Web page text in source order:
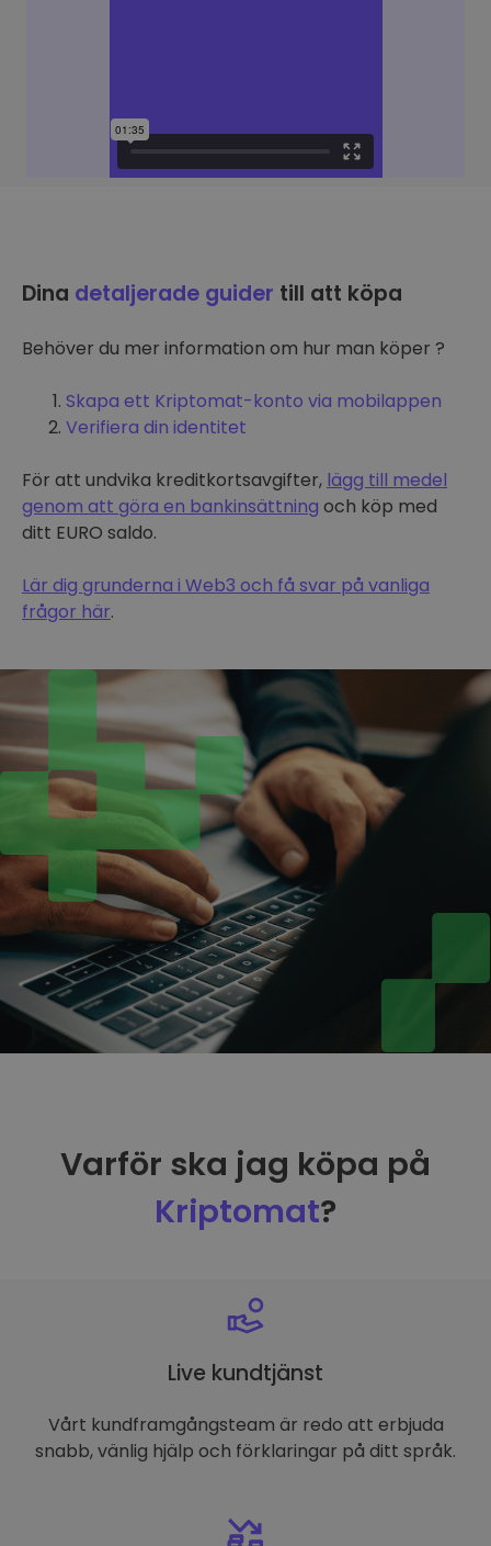
Dina detaljerade guider till att köpa
Behöver du mer information om hur man köper ?
Skapa ett Kriptomat-konto via mobilappen
Verifiera din identitet
För att undvika kreditkortsavgifter, lägg till medel
genom att göra en bankinsättning och köp med
ditt EURO saldo.
Lär dig grunderna i Web3 och få svar på vanliga
frågor här.
Varför ska jag köpa på
Kriptomat?
Live kundtjänst
Vårt kundframgångsteam är redo att erbjuda
snabb, vänlig hjälp och förklaringar på ditt språk.